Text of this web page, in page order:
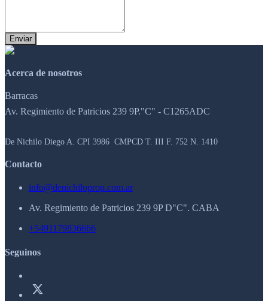
Enviar
Acerca de nosotros
Barracas
Av. Regimiento de Patricios 239 9P."C" - C1265ADC
De Nichilo Diego A. CPI 3986 CMPCD T. III F. 752 N. 1410
Contacto
info@denichiloprop.com.ar
Av. Regimiento de Patricios 239 9P D"C". CABA
+5491179836666
Seguinos